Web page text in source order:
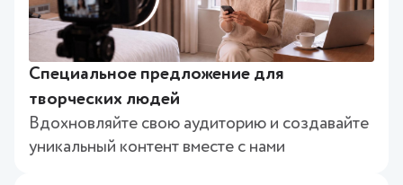
Специальное предложение для
творческих людей
Вдохновляйте свою аудиторию и создавайте
уникальный контент вместе с нами